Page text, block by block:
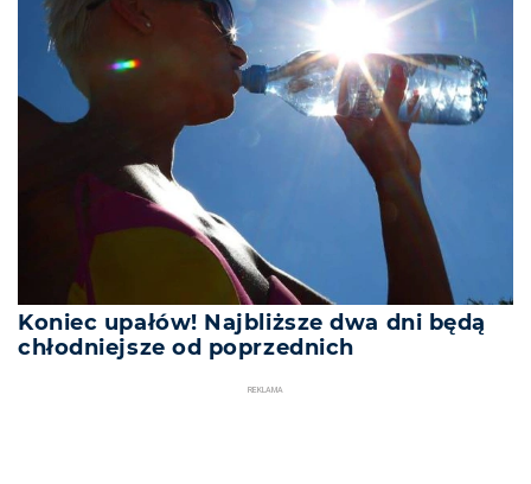
Koniec upałów! Najbliższe dwa dni będą
chłodniejsze od poprzednich
REKLAMA